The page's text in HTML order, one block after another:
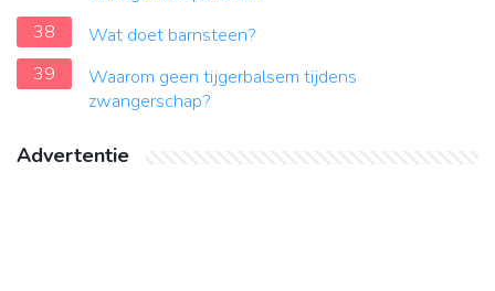
38
Wat doet barnsteen?
39
Waarom geen tijgerbalsem tijdens
zwangerschap?
Advertentie